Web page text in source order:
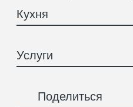
Кухня
Услуги
Поделиться